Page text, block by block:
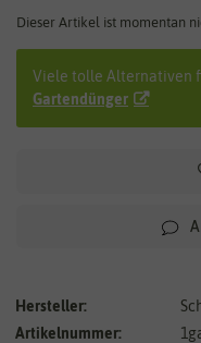
Dieser Artikel ist momentan
Viele tolle Alternativen
Gartendünger
Hersteller:
Artikelnummer: